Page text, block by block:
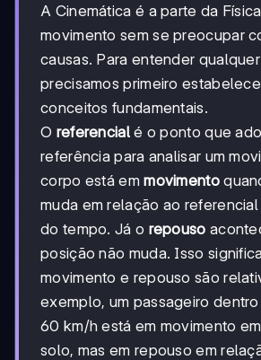
A Cinemática é a parte da
movimento sem se preocupar
causas. Para entender
precisamos primeiro
conceitos fundamentais.
O referencialé o ponto que
referência para analisar um
corpo está emmovimento
muda em relação ao
do tempo. Já o repouso
posição não muda. Isso
movimento e repouso são
exemplo, um passageiro
60 km/h está em movimento
solo, mas em repouso em